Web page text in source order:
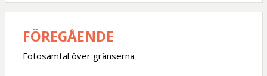
Inläggsnavigering
FÖREGÅENDE
Fotosamtal över gränserna